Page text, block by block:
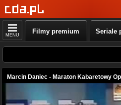
MENU Filmy premium Seriale
Marcin Daniec - Maraton Kabaretowy